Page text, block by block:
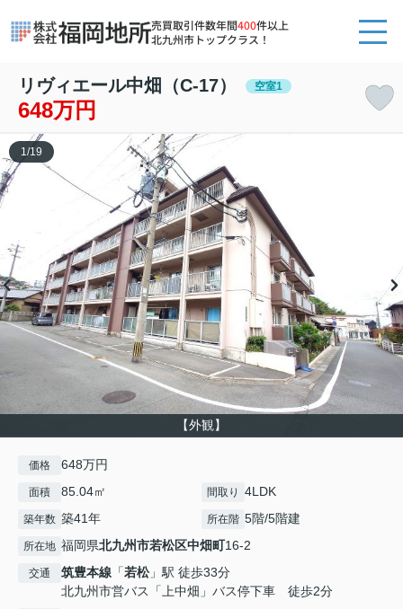
売買取引件数年間400件以上
北九州市トップクラス！
リヴィエール中畑（C-17） 空室1
648万円
【外観】
1/19
価格 648万円
面積 85.04㎡ 間取り 4LDK
築年数 築41年 所在階 5階/5階建
所在地 福岡県北九州市若松区中畑町16-2
交通 筑豊本線 「若松」駅 徒歩33分
北九州市営バス「上中畑」バス停下車 徒歩2分